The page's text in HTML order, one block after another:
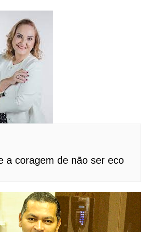
a coragem de não ser eco